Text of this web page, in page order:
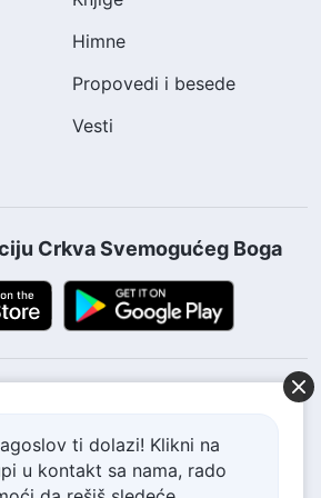
Himne
Propovedi i besede
Vesti
Crkva Svemogućeg Boga
ti dolazi! Klikni na
u kontakt sa nama, rado